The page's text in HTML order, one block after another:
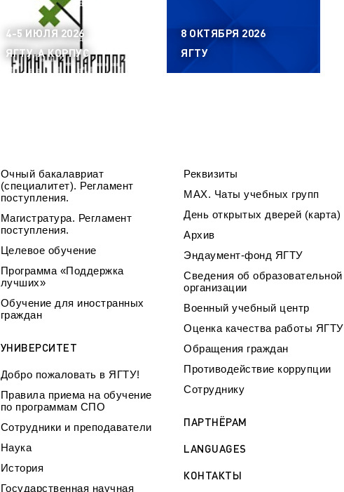
4-5 ИЮЛЯ 2026
ЯГТУ, А КОРПУС
8 ОКТЯБРЯ 2026
ЯГТУ
Очный бакалавриат
(специалитет). Регламент
поступления.
Магистратура. Регламент
поступления.
Целевое обучение
Программа «Поддержка
лучших»
Обучение для иностранных
граждан
УНИВЕРСИТЕТ
Добро пожаловать в ЯГТУ!
Правила приема на обучение
по программам СПО
Сотрудники и преподаватели
Наука
История
Государственная научная
Реквизиты
МАХ. Чаты учебных групп
День открытых дверей (карта)
Архив
Эндаумент-фонд ЯГТУ
Сведения об образовательной
организации
Военный учебный центр
Оценка качества работы ЯГТУ
Обращения граждан
Противодействие коррупции
Сотруднику
ПАРТНЁРАМ
LANGUAGES
КОНТАКТЫ